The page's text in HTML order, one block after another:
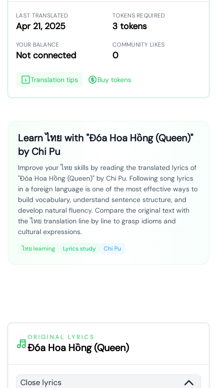
LAST TRANSLATED
Apr 21, 2025
TOKENS REQUIRED
3 tokens
YOUR BALANCE
Not connected
COMMUNITY LIKES
0
Translation tips Buy tokens
Learn ไทย with "Đóa Hoa Hồng (Queen)"
by Chi Pu
Improve your ไทย skills by reading the translated lyrics of
"Đóa Hoa Hồng (Queen)" by Chi Pu. Following song lyrics
in a foreign language is one of the most effective ways to
build vocabulary, understand sentence structure, and
develop natural fluency. Compare the original text with
the ไทย translation line by line to grasp idioms and
cultural expressions.
ไทย learning Lyrics study Chi Pu
ORIGINAL LYRICS
Đóa Hoa Hồng (Queen)
Close lyrics